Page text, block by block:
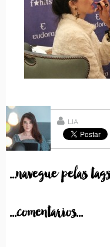
LIA
...navegue pelas
...comentarios...